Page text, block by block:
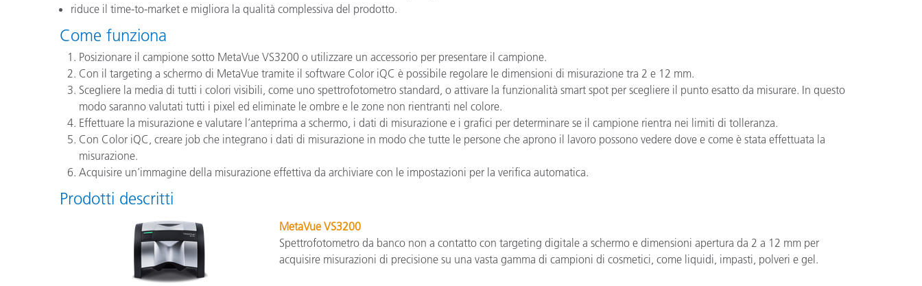
riduce il time-to-market e migliora la qualità complessiva del prodotto.
Come funziona
Posizionare il campione sotto MetaVue VS3200 o utilizzare un accessorio per presentare il campione.
Con il targeting a schermo di MetaVue tramite il software Color iQC è possibile regolare le dimensioni di misurazione tra 2 e 12 mm.
Scegliere la media di tutti i colori visibili, come uno spettrofotometro standard, o attivare la funzionalità smart spot per scegliere il punto esatto da misurare. In questo
modo saranno valutati tutti i pixel ed eliminate le ombre e le zone non rientranti nel colore.
Effettuare la misurazione e valutare l’anteprima a schermo, i dati di misurazione e i grafici per determinare se il campione rientra nei limiti di tolleranza.
Con Color iQC, creare job che integrano i dati di misurazione in modo che tutte le persone che aprono il lavoro possono vedere dove e come è stata effettuata la
misurazione.
Acquisire un’immagine della misurazione effettiva da archiviare con le impostazioni per la verifica automatica.
Prodotti descritti
MetaVue VS3200
Spettrofotometro da banco non a contatto con targeting digitale a schermo e dimensioni apertura da 2 a 12 mm per
acquisire misurazioni di precisione su una vasta gamma di campioni di cosmetici, come liquidi, impasti, polveri e gel.